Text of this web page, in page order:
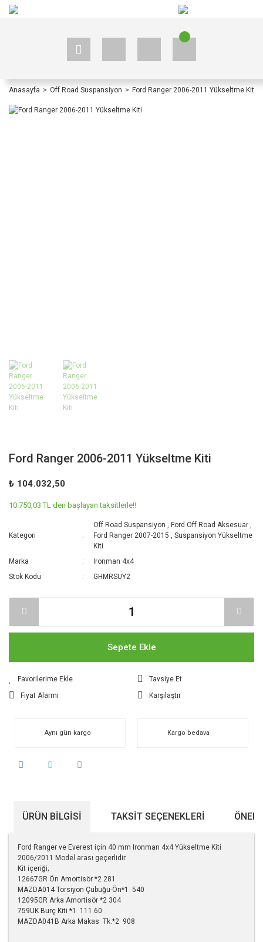
Anasayfa Off Road Suspansiyon Ford Ranger 2006-2011 Yükseltme Kiti
Ford Ranger 2006-2011 Yükseltme Kiti
₺ 104.032,50
10.750,03 TL den başlayan taksitlerle!!
Kategori
Off Road Suspansiyon ,Ford Off Road Aksesuar
Ford Ranger 2007-2015
,Suspansiyon Yükseltme
Kiti
Marka
Ironman 4x4
Stok Kodu
GHMRSUY2
Sepete Ekle
Tavsiye Et
Fiyat Alarmı
Karşılaştır
Aynı gün kargo Kargo bedava
ÜRÜN BILGISI TAKSIT SEÇENEKLERI
Ford Ranger ve Everest için 40 mm Ironman 4x4 Yükseltme Kiti
2006/2011 Model arası geçerlidir.
Kit içeriği;
12667GR Ön Amortisör *2 281
MAZDA014 Torsiyon Çubuğu-Ön*1 540
12095GR Arka Amortisör *2 304
759UK Burç Kiti *1 111.60
MAZDA041B Arka Makas Tk.*2 908